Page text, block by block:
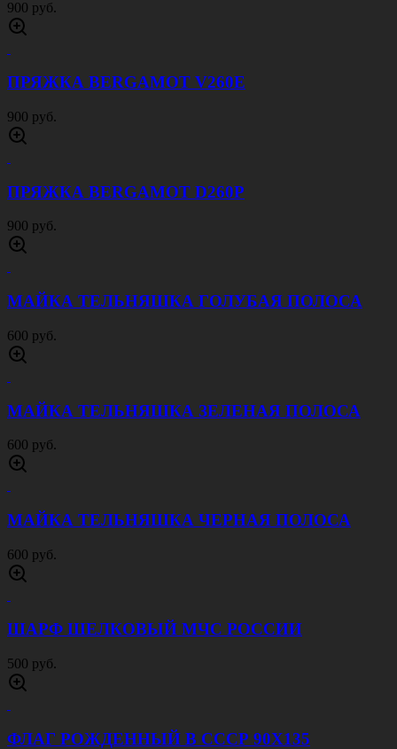
900 руб.
ПРЯЖКА BERGAMOT V260E
900 руб.
ПРЯЖКА BERGAMOT D260P
900 руб.
МАЙКА ТЕЛЬНЯШКА ГОЛУБАЯ ПОЛОСА
600 руб.
МАЙКА ТЕЛЬНЯШКА ЗЕЛЕНАЯ ПОЛОСА
600 руб.
МАЙКА ТЕЛЬНЯШКА ЧЕРНАЯ ПОЛОСА
600 руб.
ШАРФ ШЕЛКОВЫЙ МЧС РОССИИ
500 руб.
ФЛАГ РОЖДЕННЫЙ В СССР 90Х135